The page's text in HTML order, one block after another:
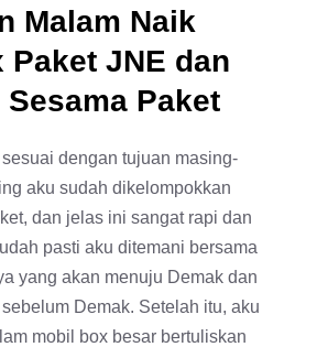
Malam Naik
Paket JNE dan
Paket
dengan tujuan masing-
aku sudah dikelompokkan
dan jelas ini sangat rapi dan
pasti aku ditemani bersama
yang akan menuju Demak dan
Demak. Setelah itu, aku
mobil box besar bertuliskan